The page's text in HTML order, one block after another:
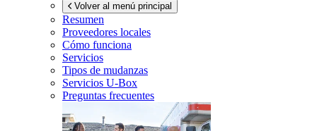
Volver al menú principal
Resumen
Proveedores locales
Cómo funciona
Servicios
Tipos de mudanzas
Servicios U-Box
Preguntas frecuentes